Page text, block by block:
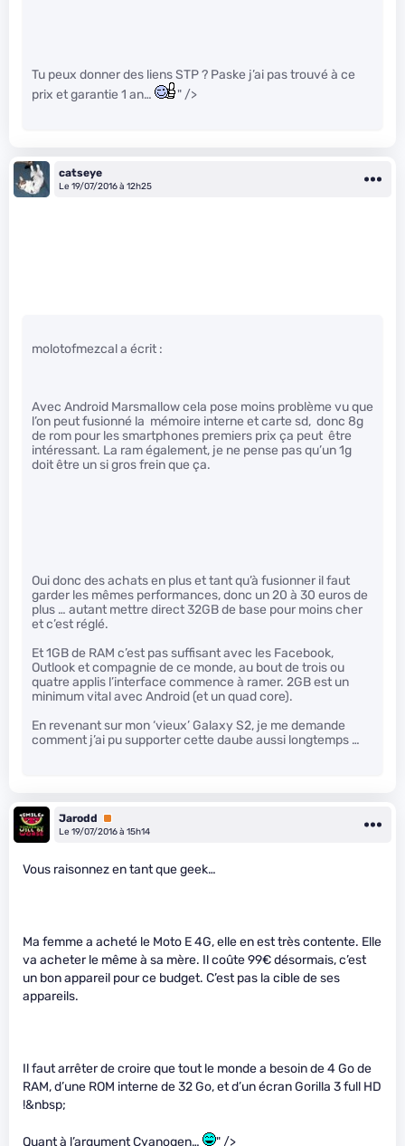
Tu peux donner des liens STP ? Paske j’ai pas trouvé à ce
prix et garantie 1 an…
" />
catseye
Le 19/07/2016 à 12h25
molotofmezcal a écrit :
Avec Android Marsmallow cela pose moins problème vu que
l’on peut fusionné la mémoire interne et carte sd, donc 8g
de rom pour les smartphones premiers prix ça peut être
intéressant. La ram également, je ne pense pas qu’un 1g
doit être un si gros frein que ça.
Oui donc des achats en plus et tant qu’à fusionner il faut
garder les mêmes performances, donc un 20 à 30 euros de
plus … autant mettre direct 32GB de base pour moins cher
et c’est réglé.
Et 1GB de RAM c’est pas suffisant avec les Facebook,
Outlook et compagnie de ce monde, au bout de trois ou
quatre applis l’interface commence à ramer. 2GB est un
minimum vital avec Android (et un quad core).
En revenant sur mon ‘vieux’ Galaxy S2, je me demande
comment j’ai pu supporter cette daube aussi longtemps …
Jarodd
Premium
Le 19/07/2016 à 15h14
Vous raisonnez en tant que geek…
Ma femme a acheté le Moto E 4G, elle en est très contente. Elle
va acheter le même à sa mère. Il coûte 99€ désormais, c’est
un bon appareil pour ce budget. C’est pas la cible de ses
appareils.
Il faut arrêter de croire que tout le monde a besoin de 4 Go de
RAM, d’une ROM interne de 32 Go, et d’un écran Gorilla 3 full HD
!&nbsp;
Quant à l’argument Cyanogen… " />